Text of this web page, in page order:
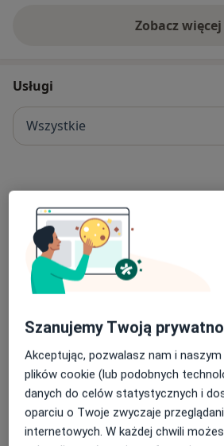
Zobacz więcej
Usługi
Wszystkie
Konsultacja protetyczna
150 zł
Szczegółykonsultacja
Umów
150 zł
SzczegółyKonsultacja
Umów
Konsultacja ortodontyczna
Szanujemy Twoją
Akceptując, pozwalasz nam i
plików cookie (lub podobnych
danych do celów statystycznych i
oparciu o Twoje zwyczaje
internetowych. W każdej chwili